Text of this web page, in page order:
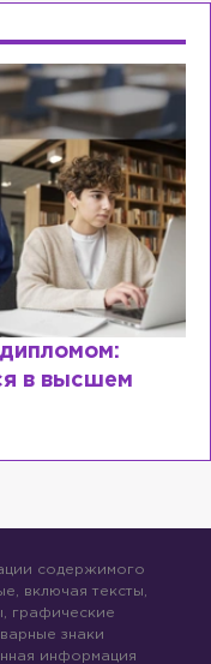
в высшем
содержимого
включая тексты,
графические
знаки
информация